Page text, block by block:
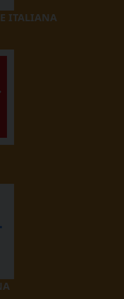
ITALIANA